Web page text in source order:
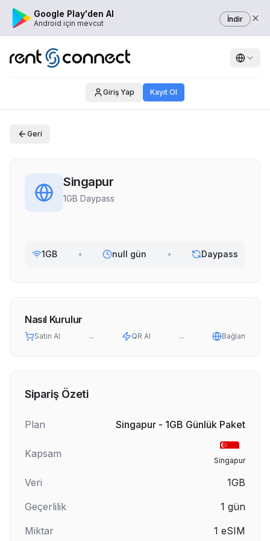
Google Play'den Al
Android için mevcut İndir
Giriş Yap Kayıt Ol
Geri
Singapur
1GB Daypass
1GB • null gün • Daypass
Nasıl Kurulur
Satın Al → QR Al → Bağlan
Sipariş Özeti
Plan Singapur - 1GB Günlük Paket
Kapsam
Singapur
Veri
1GB
Geçerlilik
1 gün
Miktar
1 eSIM